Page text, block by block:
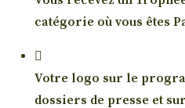
catégorie où vous êtes
Votre logo sur le
dossiers de presse et